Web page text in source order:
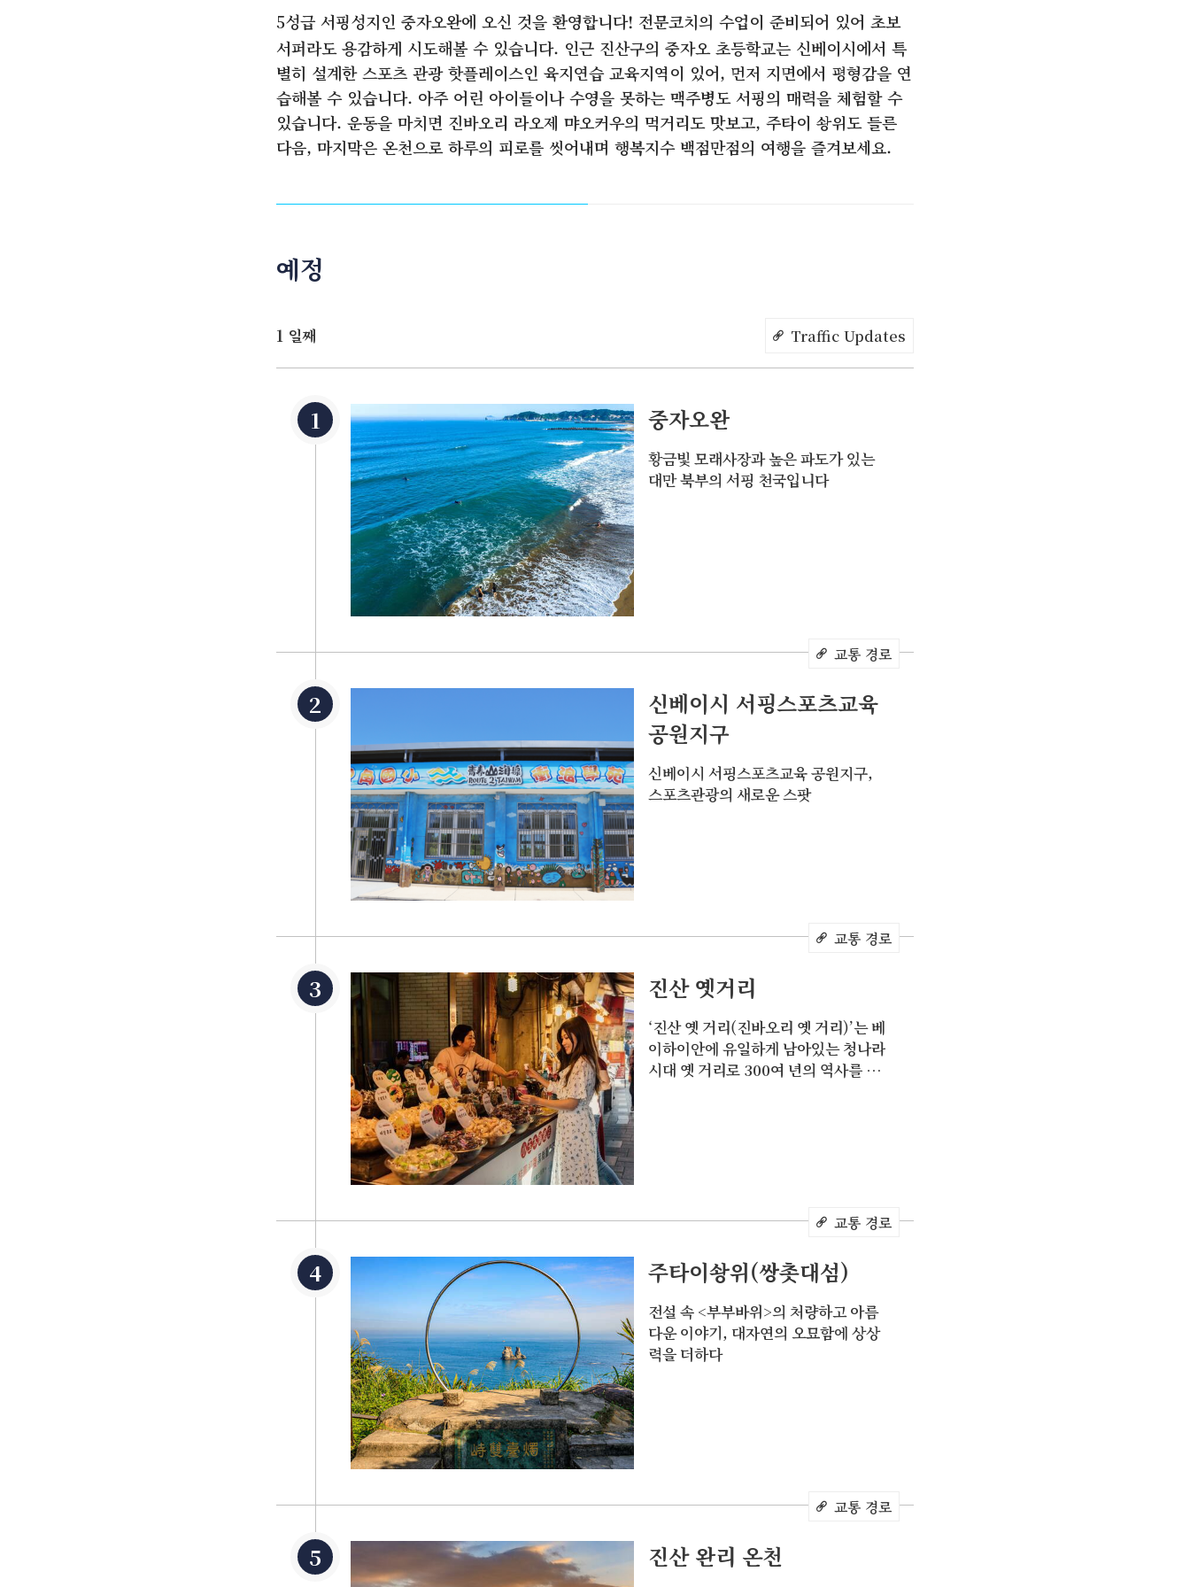
5성급 서핑성지인 중자오완에 오신 것을 환영합니다! 전문코치의 수업이 준비되어 있어 초보
서퍼라도 용감하게 시도해볼 수 있습니다. 인근 진산구의 중자오 초등학교는 신베이시에서 특
별히 설계한 스포츠 관광 핫플레이스인 육지연습 교육지역이 있어, 먼저 지면에서 평형감을 연
습해볼 수 있습니다. 아주 어린 아이들이나 수영을 못하는 맥주병도 서핑의 매력을 체험할 수
있습니다. 운동을 마치면 진바오리 라오제 먀오커우의 먹거리도 맛보고, 주타이 솽위도 들른
다음, 마지막은 온천으로 하루의 피로를 씻어내며 행복지수 백점만점의 여행을 즐겨보세요.
예정
1 일째 Traffic Updates
중자오완
황금빛 모래사장과 높은 파도가 있는
대만 북부의 서핑 천국입니다
교통 경로
신베이시 서핑스포츠교육
공원지구
신베이시 서핑스포츠교육 공원지구,
스포츠관광의 새로운 스팟
교통 경로
진산 옛거리
‘진산 옛 거리(진바오리 옛 거리)’는 베
이하이안에 유일하게 남아있는 청나라
시대 옛 거리로 300여 년의 역사를 가
교통 경로
주타이솽위(쌍촛대섬)
전설 속 <부부바위>의 처량하고 아름
다운 이야기, 대자연의 오묘함에 상상
력을 더하다
교통 경로
진산 완리 온천